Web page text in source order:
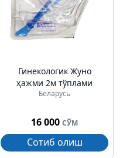
Гинекологик Жуно
ҳажми 2м тўплами
Беларусь
16 000 СЎМ
Сотиб олиш